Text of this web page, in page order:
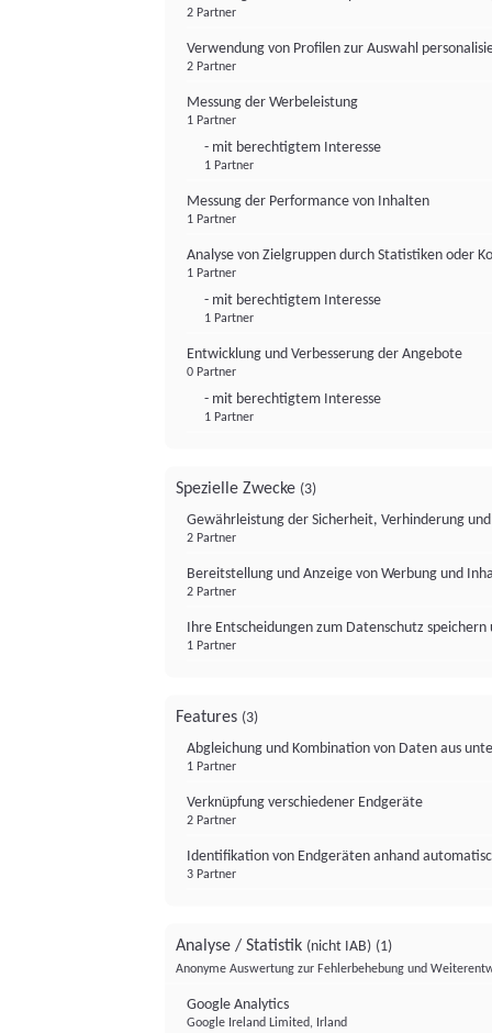
2 Partner
Verwendung von Profilen zur Auswahl
2 Partner
Messung der Werbeleistung
1 Partner
- mit berechtigtem Interesse
1 Partner
Messung der Performance von Inhalten
1 Partner
Analyse von Zielgruppen durch Statistiken oder
1 Partner
- mit berechtigtem Interesse
1 Partner
Entwicklung und Verbesserung der Angebote
0 Partner
- mit berechtigtem Interesse
1 Partner
Spezielle Zwecke (3)
Gewährleistung der Sicherheit, Verhinderung
2 Partner
Bereitstellung und Anzeige von Werbung und
2 Partner
Ihre Entscheidungen zum Datenschutz
1 Partner
Features (3)
Abgleichung und Kombination von Daten aus
1 Partner
Verknüpfung verschiedener Endgeräte
2 Partner
Identifikation von Endgeräten anhand
3 Partner
Analyse / Statistik (nicht IAB) (1)
Anonyme Auswertung zur Fehlerbehebung und
Google Analytics
Google Ireland Limited, Irland